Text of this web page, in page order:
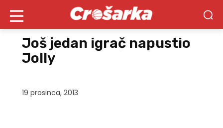
Još jedan igrač napustio
Jolly
19 prosinca, 2013